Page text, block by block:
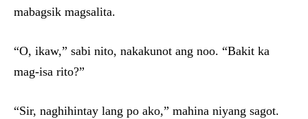
mabagsik magsalita.
“O, ikaw,” sabi nito, nakakunot ang noo. “Bakit ka
mag-isa rito?”
“Sir, naghihintay lang po ako,” mahina niyang sagot.